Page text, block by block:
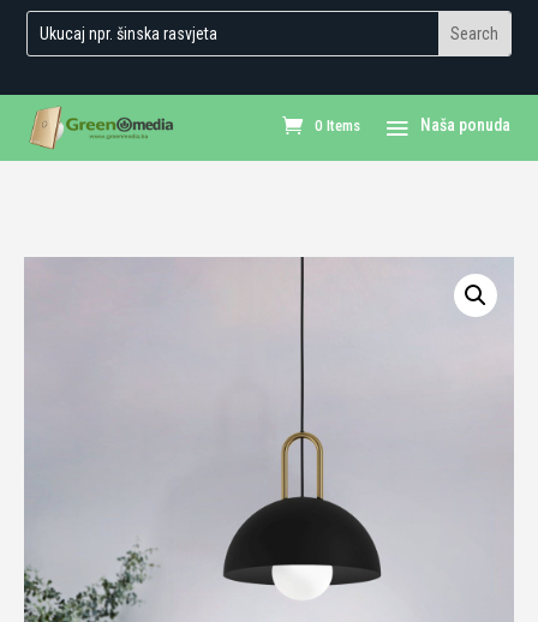
0 Items